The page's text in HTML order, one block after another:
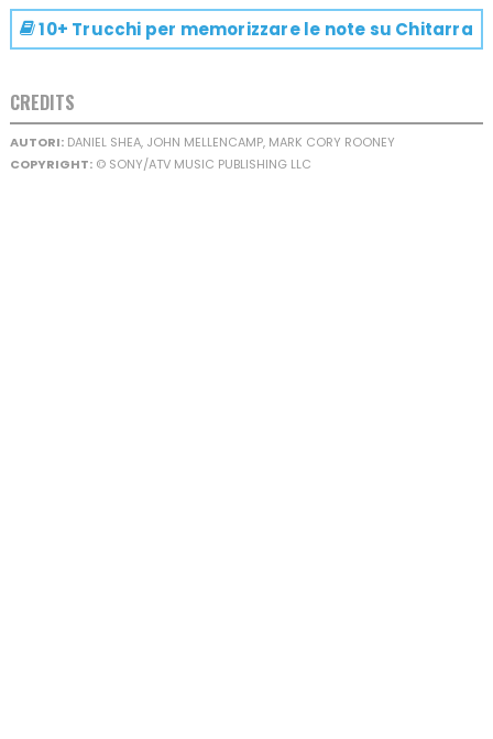
10+ Trucchi per memorizzare le note su Chitarra
CREDITS
AUTORI:DANIEL SHEA, JOHN MELLENCAMP, MARK CORY ROONEY
COPYRIGHT:© SONY/ATV MUSIC PUBLISHING LLC